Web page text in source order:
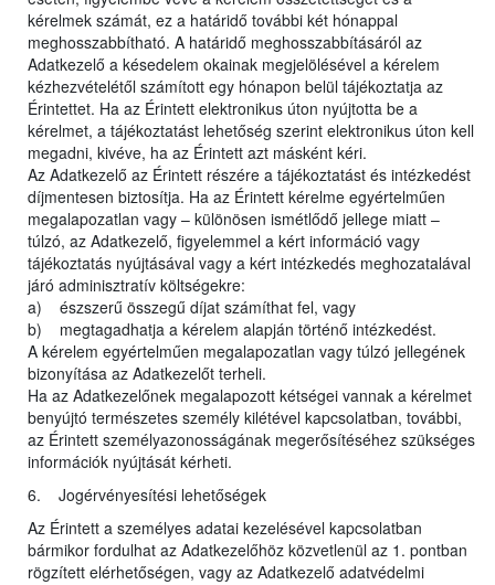
kérelmek számát, ez a határidő további két hónappal
meghosszabbítható. A határidő meghosszabbításáról az
Adatkezelő a késedelem okainak megjelölésével a kérelem
kézhezvételétől számított egy hónapon belül tájékoztatja az
Érintettet. Ha az Érintett elektronikus úton nyújtotta be a
kérelmet, a tájékoztatást lehetőség szerint elektronikus úton kell
megadni, kivéve, ha az Érintett azt másként kéri.
Az Adatkezelő az Érintett részére a tájékoztatást és intézkedést
díjmentesen biztosítja. Ha az Érintett kérelme egyértelműen
megalapozatlan vagy – különösen ismétlődő jellege miatt –
túlzó, az Adatkezelő, figyelemmel a kért információ vagy
tájékoztatás nyújtásával vagy a kért intézkedés meghozatalával
járó adminisztratív költségekre:
a) észszerű összegű díjat számíthat fel, vagy
b) megtagadhatja a kérelem alapján történő intézkedést.
A kérelem egyértelműen megalapozatlan vagy túlzó jellegének
bizonyítása az Adatkezelőt terheli.
Ha az Adatkezelőnek megalapozott kétségei vannak a kérelmet
benyújtó természetes személy kilétével kapcsolatban, további,
az Érintett személyazonosságának megerősítéséhez szükséges
információk nyújtását kérheti.
6. Jogérvényesítési lehetőségek
Az Érintett a személyes adatai kezelésével kapcsolatban
bármikor fordulhat az Adatkezelőhöz közvetlenül az 1. pontban
rögzített elérhetőségen, vagy az Adatkezelő adatvédelmi